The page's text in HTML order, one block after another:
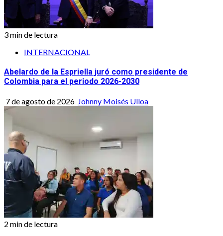
3 min de lectura
INTERNACIONAL
Abelardo de la Espriella juró como presidente de
Colombia para el periodo 2026-2030
7 de agosto de 2026 Johnny Moisés Ulloa
2 min de lectura